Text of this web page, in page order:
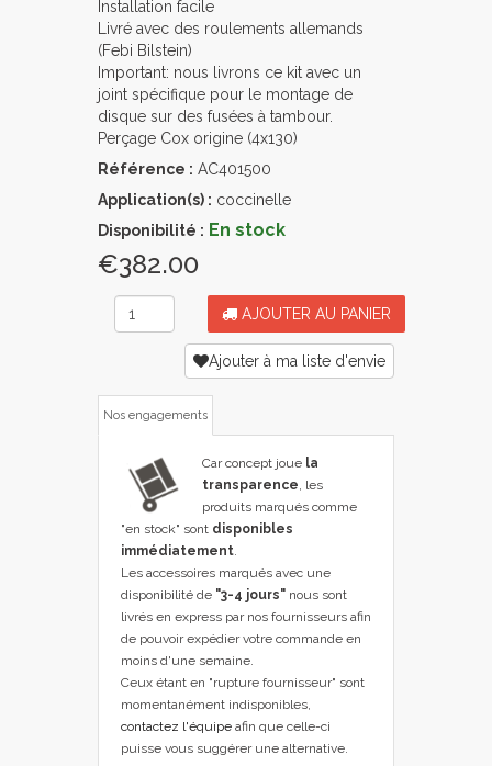
Installation facile
Livré avec des roulements allemands
(Febi Bilstein)
Important: nous livrons ce kit avec un
joint spécifique pour le montage de
disque sur des fusées à tambour.
Perçage Cox origine (4x130)
Référence : AC401500
Application(s) : coccinelle
Disponibilité : En stock
€382.00
AJOUTER AU PANIER
Ajouter à ma liste d'envie
Nos engagements
Car concept joue la
transparence , les
produits marqués comme
"en stock" sont disponibles
immédiatement
Les accessoires marqués avec une
disponibilité de "3-4 jours" nous sont
livrés en express par nos fournisseurs afin
de pouvoir expédier votre commande en
moins d'une semaine.
Ceux étant en "rupture fournisseur" sont
momentanément indisponibles,
contactez l'équipe afin que celle-ci
puisse vous suggérer une alternative.